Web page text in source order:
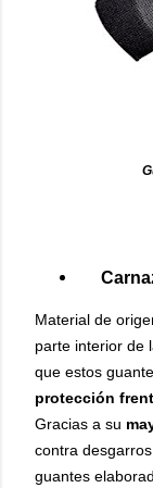
Material de
parte interior de
que estos
protección
Gracias a su
contra
guantes